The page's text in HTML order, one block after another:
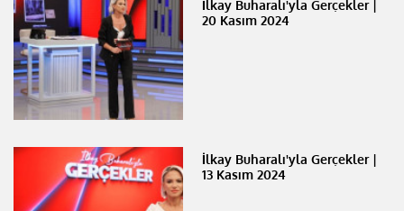
İlkay Buharalı'yla Gerçekler |
20 Kasım 2024
İlkay Buharalı'yla Gerçekler |
13 Kasım 2024